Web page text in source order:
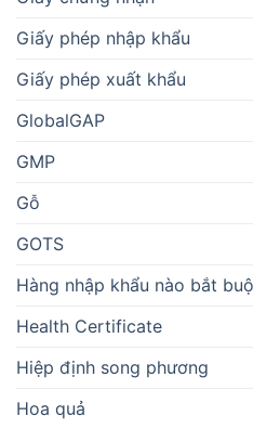
Giấy phép nhập khẩu
Giấy phép xuất khẩu
GlobalGAP
GMP
Gỗ
GOTS
Hàng nhập khẩu nào bắt
Health Certificate
Hiệp định song phương
Hoa quả